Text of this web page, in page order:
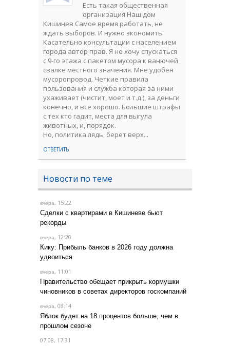
Есть такая общественная
организация Наш дом
Кишинев Самое время работать, не
ждать выборов. И нужно экономить.
Касательно консультации с населением
города автор прав. Я не хочу спускаться
с 9-го этажа с пакетом мусора к ванючей
свалке местного значения. Мне удобен
мусоропровод. Четкие правила
пользования и служба которая за ними
ухаживает (чистит, моет и т.д.), за деньги
конечно, и все хорошо. Большие штрафы
с тех кто гадит, места для выгула
животных, и, порядок.
Но, политика лядь, берет верх...
ОТВЕТИТЬ
Новости по теме
вчера, 15:22
Сделки с квартирами в Кишиневе бьют
рекорды
вчера, 12:20
Кику: Прибыль банков в 2026 году должна
удвоиться
вчера, 11:01
Правительство обещает прикрыть кормушки
чиновников в советах директоров госкомпаний
вчера, 08:14
Яблок будет на 18 процентов больше, чем в
прошлом сезоне
07.08, 17:31